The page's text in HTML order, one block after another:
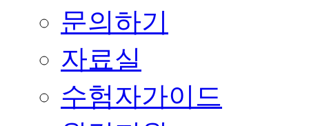
문의하기
자료실
수험자가이드